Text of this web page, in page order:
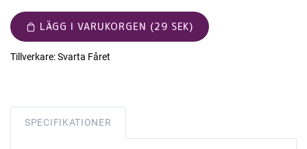
LÄGG I VARUKORGEN (29 SEK)
Tillverkare:Svarta Fåret
SPECIFIKATIONER